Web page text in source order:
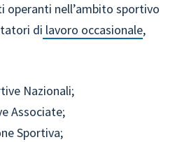
operanti nell’ambito sportivo
di lavoro occasionale,
Nazionali;
Associate;
Sportiva;